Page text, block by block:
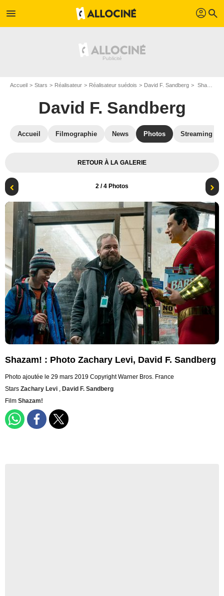
menu profil search
Accueil Stars Réalisateur Réalisateur suédois David F. Sandberg Shazam! : Photo Zachary Levi, David F. Sandberg
David F. Sandberg
Accueil Filmographie News Photos Streaming
RETOUR À LA GALERIE
2 / 4 Photos
Shazam! : Photo Zachary Levi, David F. Sandberg
Photo ajoutée le 29 mars 2019 Copyright Warner Bros. France
Stars Zachary Levi , David F. Sandberg
Film Shazam!